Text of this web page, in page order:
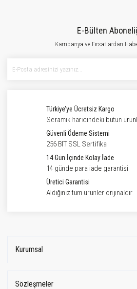
E-Bülten
Kampanya ve Fırsatlardan
Türkiye’ye Ücretsiz Kargo
Seramik haricindeki bütün
Güvenli Ödeme Sistemi
256 BIT SSL Sertifika
14 Gün İçinde Kolay İade
14 günde para iade garantisi
Üretici Garantisi
Aldığınız tüm ürünler orijinaldir
Kurumsal
Sözleşmeler